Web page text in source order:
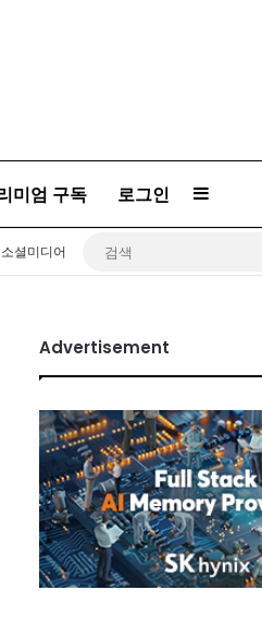
미엄 구독 로그인 Sidebar
소셜미디어
Advertisement